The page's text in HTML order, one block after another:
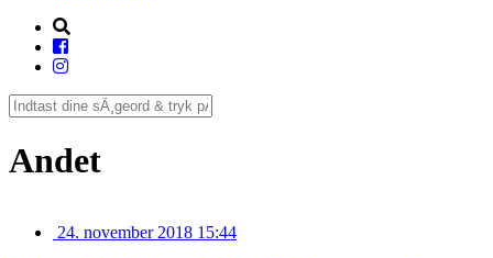
Andet
24. november 2018 15:44